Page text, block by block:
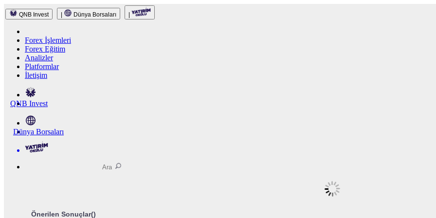
QNB Invest Dünya Borsaları
Forex İşlemleri
Forex Eğitim
Analizler
Platformlar
İletişim
QNB Invest
Dünya Borsaları
Önerilen Sonuçlar()